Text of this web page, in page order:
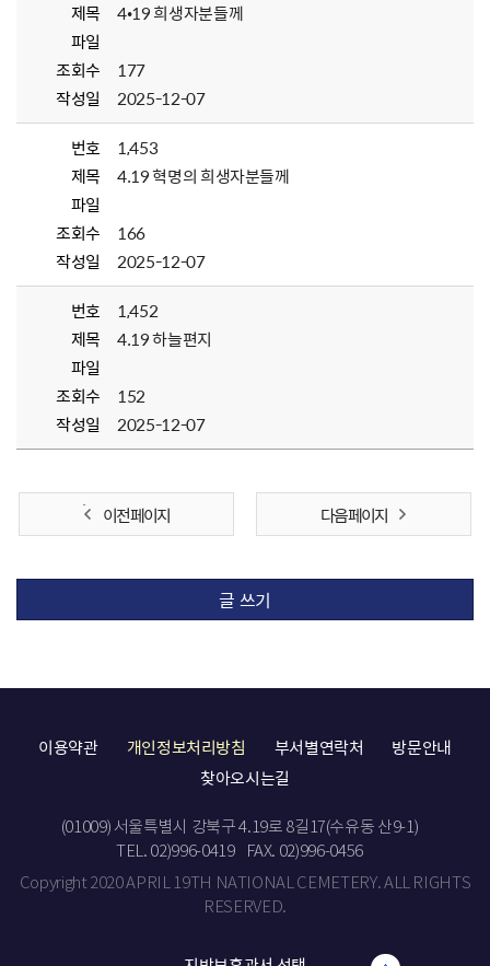
제목
4•19 희생자분들께
파일
조회수
177
작성일
2025-12-07
번호
1,453
제목
4.19 혁명의 희생자분들께
파일
조회수
166
작성일
2025-12-07
번호
1,452
제목
4.19 하늘편지
파일
조회수
152
작성일
2025-12-07
이전 페이지 다음 페이지
글 쓰기
이용약관 개인정보처리방침 부서별연락처
방문안내
찾아오시는길
(01009) 서울특별시 강북구 4.19로 8길17(수유동 산9-1)
TEL. 02)996-0419
FAX. 02)996-0456
Copyright 2020 APRIL 19TH NATIONAL CEMETERY. ALL RIGHTS
RESERVED.